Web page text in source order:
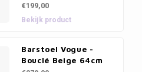
€199,00
Bekijk product
Barstoel Vogue -
Bouclé Beige 64cm